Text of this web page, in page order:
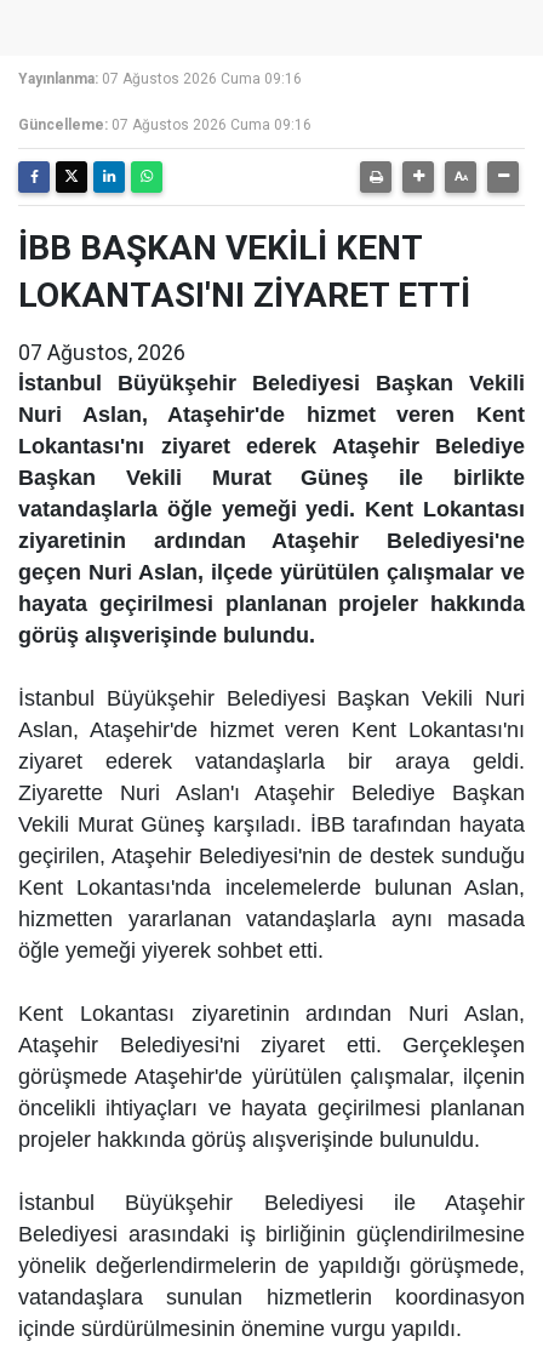
Yayınlanma: 07 Ağustos 2026 Cuma 09:16
Güncelleme: 07 Ağustos 2026 Cuma 09:16
İBB BAŞKAN VEKİLİ KENT
LOKANTASI'NI ZİYARET ETTİ
07 Ağustos, 2026
İstanbul Büyükşehir Belediyesi Başkan Vekili
Nuri Aslan, Ataşehir'de hizmet veren Kent
Lokantası'nı ziyaret ederek Ataşehir Belediye
Başkan Vekili Murat Güneş ile birlikte
vatandaşlarla öğle yemeği yedi. Kent Lokantası
ziyaretinin ardından Ataşehir Belediyesi'ne
geçen Nuri Aslan, ilçede yürütülen çalışmalar ve
hayata geçirilmesi planlanan projeler hakkında
görüş alışverişinde bulundu.
İstanbul Büyükşehir Belediyesi Başkan Vekili Nuri
Aslan, Ataşehir'de hizmet veren Kent Lokantası'nı
ziyaret ederek vatandaşlarla bir araya geldi.
Ziyarette Nuri Aslan'ı Ataşehir Belediye Başkan
Vekili Murat Güneş karşıladı. İBB tarafından hayata
geçirilen, Ataşehir Belediyesi'nin de destek sunduğu
Kent Lokantası'nda incelemelerde bulunan Aslan,
hizmetten yararlanan vatandaşlarla aynı masada
öğle yemeği yiyerek sohbet etti.
Kent Lokantası ziyaretinin ardından Nuri Aslan,
Ataşehir Belediyesi'ni ziyaret etti. Gerçekleşen
görüşmede Ataşehir'de yürütülen çalışmalar, ilçenin
öncelikli ihtiyaçları ve hayata geçirilmesi planlanan
projeler hakkında görüş alışverişinde bulunuldu.
İstanbul Büyükşehir Belediyesi ile Ataşehir
Belediyesi arasındaki iş birliğinin güçlendirilmesine
yönelik değerlendirmelerin de yapıldığı görüşmede,
vatandaşlara sunulan hizmetlerin koordinasyon
içinde sürdürülmesinin önemine vurgu yapıldı.